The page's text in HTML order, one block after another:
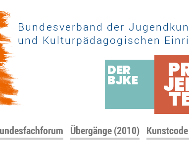
Bundesverband der
und Kulturpädagogischen
DER
BJKE
Übergänge (2010)